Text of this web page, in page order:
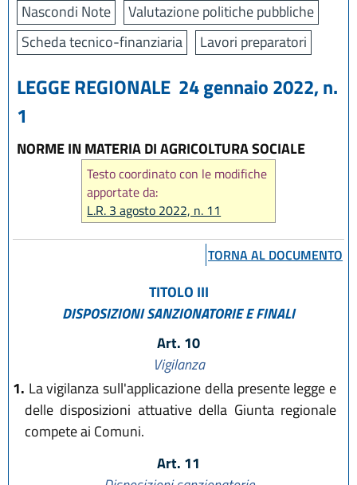
Nascondi Note
Valutazione politiche pubbliche
Scheda tecnico-finanziaria
Lavori preparatori
LEGGE REGIONALE 24 gennaio 2022, n.
1
NORME IN MATERIA DI AGRICOLTURA SOCIALE
Testo coordinato con le modifiche
apportate da:
L.R. 3 agosto 2022, n. 11
TORNA AL DOCUMENTO
TITOLO III
DISPOSIZIONI SANZIONATORIE E FINALI
Art. 10
Vigilanza
1. La vigilanza sull'applicazione della presente legge e
delle disposizioni attuative della Giunta regionale
compete ai Comuni.
Art. 11